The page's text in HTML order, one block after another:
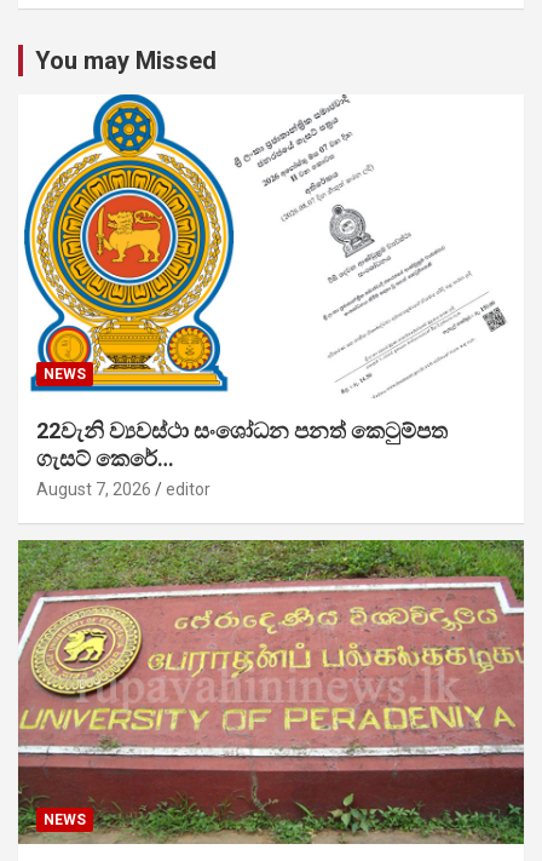
You may Missed
NEWS
22වැනි ව්‍යවස්ථා සංශෝධන පනත් කෙටුම්පත
ගැසට් කෙරේ…
August 7, 2026 editor
NEWS